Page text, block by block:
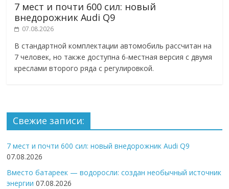
7 мест и почти 600 сил: новый
внедорожник Audi Q9
07.08.2026
В стандартной комплектации автомобиль рассчитан на
7 человек, но также доступна 6-местная версия с двумя
креслами второго ряда с регулировкой.
Свежие записи:
7 мест и почти 600 сил: новый внедорожник Audi Q9
07.08.2026
Вместо батареек — водоросли: создан необычный источник
энергии 07.08.2026